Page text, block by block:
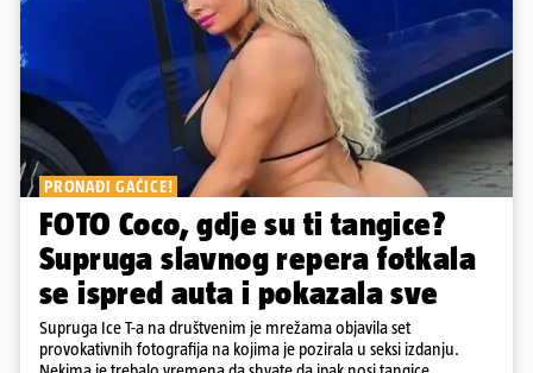
PRONAĐI GAĆICE!
FOTO Coco, gdje su ti tangice?
Supruga slavnog repera fotkala
se ispred auta i pokazala sve
Supruga Ice T-a na društvenim je mrežama objavila set
provokativnih fotografija na kojima je pozirala u seksi izdanju.